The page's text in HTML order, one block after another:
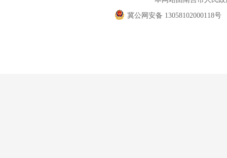
冀公网安备 13058102000118号